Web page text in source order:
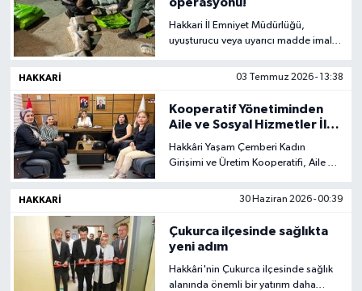
Hakkari İl Emniyet Müdürlüğü,
uyuşturucu veya uyarıcı madde imal
çalışmaların kararlılıkla
HAKKARI 03 Temmuz 2026 - 13:38
Kooperatif Yönetiminden
Aile ve Sosyal Hizmetler İl
Hakkâri Yaşam Çemberi Kadın
Girişimi ve Üretim Kooperatifi, Aile ve
atanan müdür Sevgül Bilgiç’e hayırlı
HAKKARI 30 Haziran 2026 - 00:39
Çukurca ilçesinde sağlıkta
yeni adım
Hakkâri'nin Çukurca ilçesinde sağlık
alanında önemli bir yatırım daha